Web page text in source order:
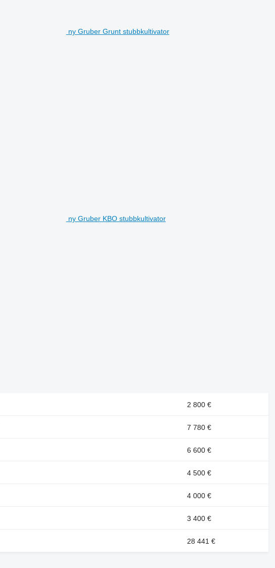
ny Gruber Grunt stubbkultivator
ny Gruber KBO stubbkultivator
2 800 €
7 780 €
6 600 €
4 500 €
4 000 €
3 400 €
28 441 €